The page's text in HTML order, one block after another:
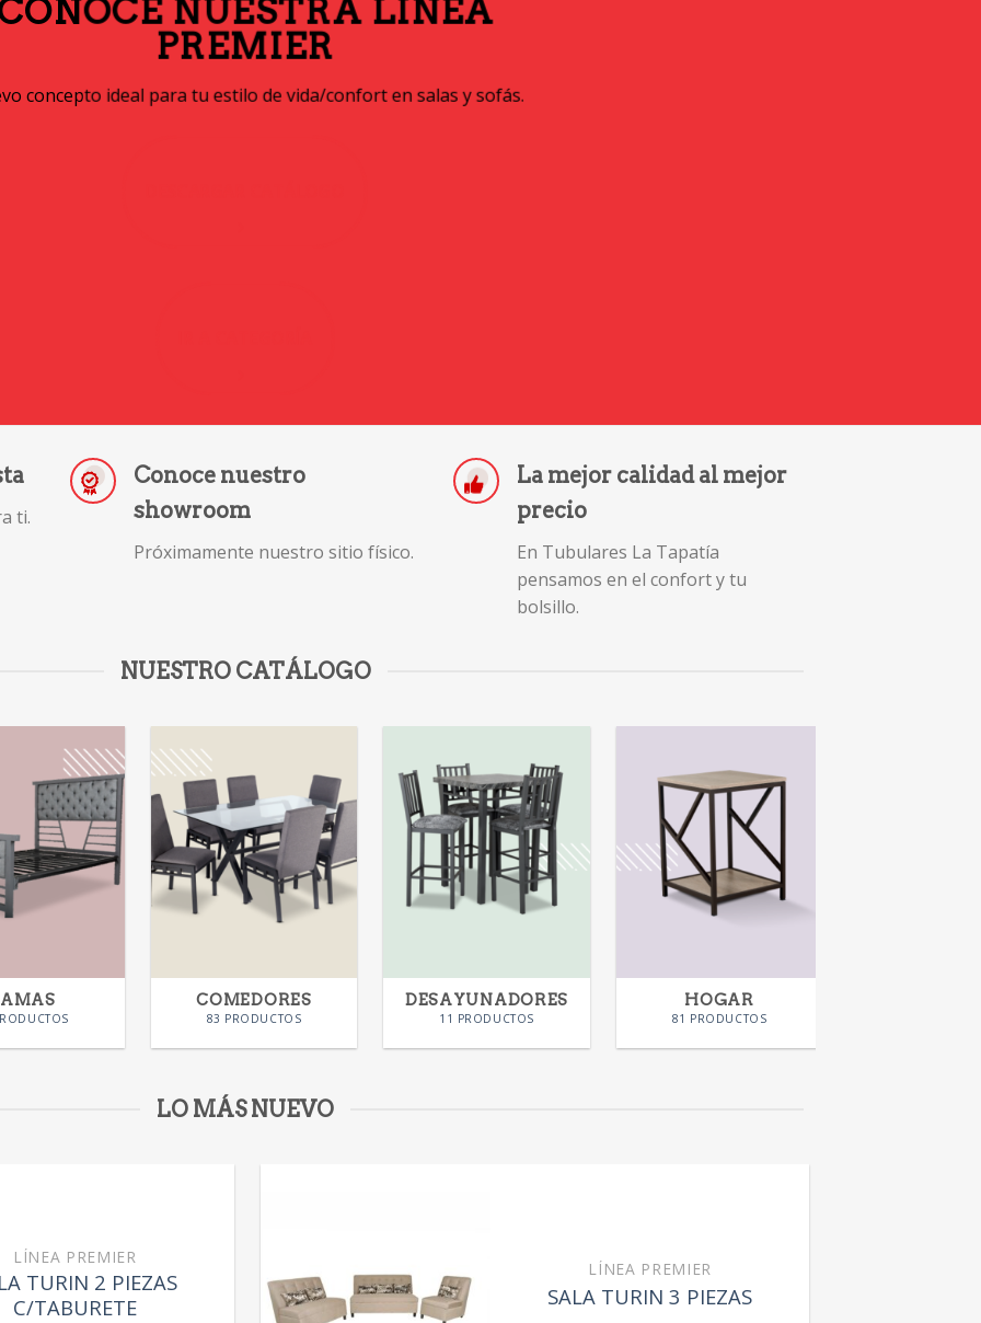
NUESTRA LÍNEA
PREMIER
concepto ideal para tu estilo de vida/confort en salas y sofás.
ti.
Conoce nuestro
showroom
Próximamente nuestro sitio físico.
La mejor calidad al mejor
precio
En Tubulares La Tapatía
pensamos en el confort y tu
bolsillo.
NUESTRO CATÁLOGO
COMEDORES
83 PRODUCTOS
DESAYUNADORES
11 PRODUCTOS
HOGAR
81 PRODUCTOS
LO MÁS NUEVO
LÍNEA PREMIER
TURIN 2 PIEZAS
C/TABURETE
LÍNEA PREMIER
SALA TURIN 3 PIEZAS